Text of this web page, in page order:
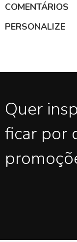
COMENTÁRIOS
PERSONALIZE
Quer
ficar por